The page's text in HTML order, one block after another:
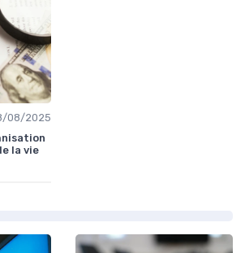
08/2025
la vie